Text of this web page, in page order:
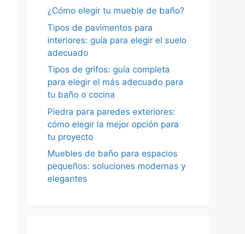
¿Cómo elegir tu mueble de baño?
Tipos de pavimentos para
interiores: guía para elegir el suelo
adecuado
Tipos de grifos: guía completa
para elegir el más adecuado para
tu baño o cocina
Piedra para paredes exteriores:
cómo elegir la mejor opción para
tu proyecto
Muebles de baño para espacios
pequeños: soluciones modernas y
elegantes